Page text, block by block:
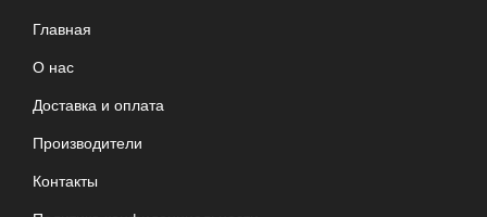
Главная
О нас
Доставка и оплата
Производители
Контакты